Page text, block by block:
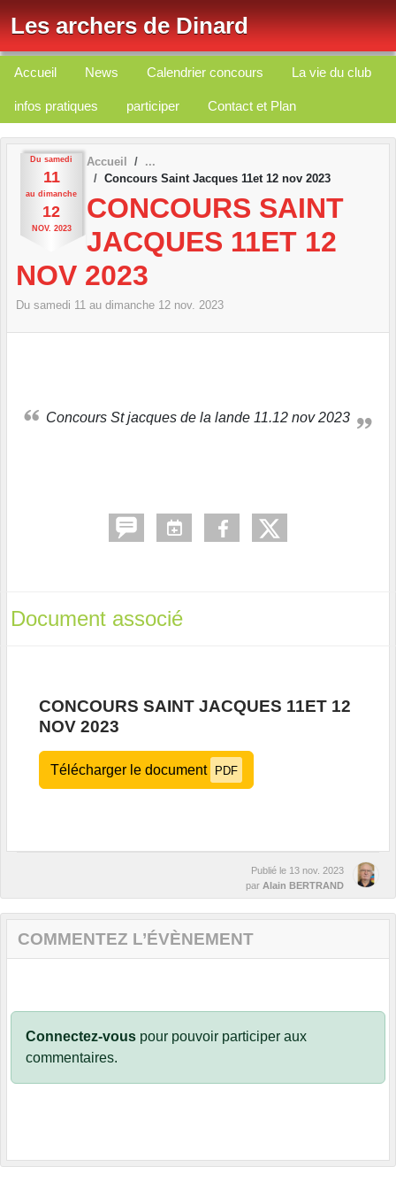
Les archers de Dinard
Accueil News Calendrier concours La vie du club
infos pratiques participer Contact et Plan
Du samedi
11
au dimanche
12
NOV. 2023
Accueil
Concours Saint Jacques 11et 12 nov 2023
CONCOURS SAINT
JACQUES 11ET 12
NOV 2023
Du samedi 11 au dimanche 12 nov. 2023
Concours St jacques de la lande 11.12 nov 2023
Document associé
CONCOURS SAINT JACQUES 11ET 12
NOV 2023
Télécharger le document PDF
Publié le 13 nov. 2023
par Alain BERTRAND
COMMENTEZ L’ÉVÈNEMENT
Connectez-vous pour pouvoir participer aux
commentaires.